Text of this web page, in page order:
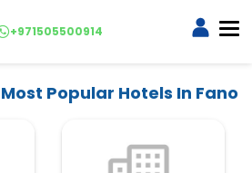
+971505500914
Most Popular Hotels In Fano